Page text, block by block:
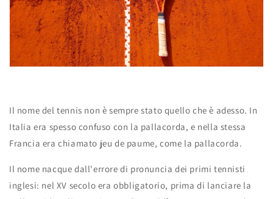
Il nome del tennis non è sempre stato quello che è adesso. In
Italia era spesso confuso con la pallacorda, e nella stessa
Francia era chiamato jeu de paume, come la pallacorda.
Il nome nacque dall'errore di pronuncia dei primi tennisti
inglesi: nel XV secolo era obbligatorio, prima di lanciare la